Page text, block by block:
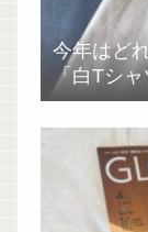
今年はど
「白Tシ